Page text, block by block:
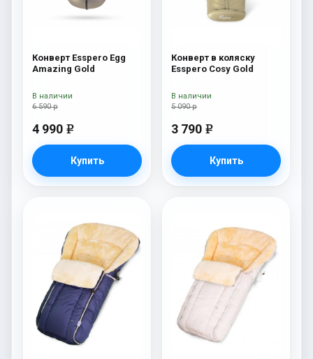
Конверт Esspero Egg
Amazing Gold
6 590 р
4 990 e
Купить
В наличии
Конверт в коляску
Esspero Cosy Gold
5 090 р
3 790 e
Купить
В наличии